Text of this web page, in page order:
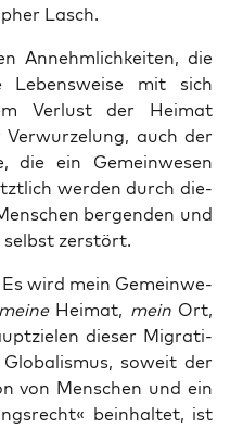
Lasch.
Annehm­lich­kei­ten, die
Lebens­wei­se mit sich
Ver­lust der Hei­mat
auch der
die ein Gemein­we­sen
wer­den durch die­
ber­gen­den und
zerstört.
Es wird mein Gemein­we­
mei­neHei­mat, mein Ort,
die­ser Migra­ti­
soweit der
von Men­schen und ein
beinhal­tet, ist